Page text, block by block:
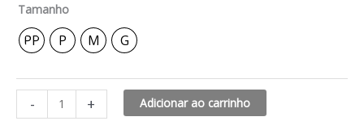
Tamanho
PP P M G
- + Adicionar ao carrinho